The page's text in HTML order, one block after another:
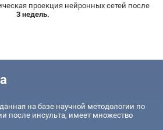
проекция нейронных сетей после
3 недель.
на базе научной методологии по
после инсульта, имеет множество